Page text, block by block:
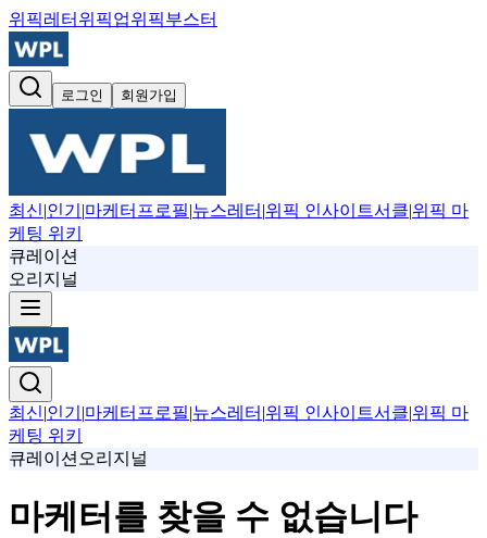
위픽레터 위픽업위픽부스터
로그인 회원가입
최신|인기 |마케터프로필|뉴스레터 |위픽 인사이트서클|위픽 마
케팅 위키
큐레이션
오리지널
최신|인기 |마케터프로필|뉴스레터 |위픽 인사이트서클|위픽 마
케팅 위키
큐레이션 오리지널
마케터를 찾을 수 없습니다